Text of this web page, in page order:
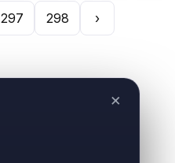
297 298 ›
×